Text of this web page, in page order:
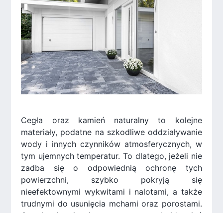
Cegła oraz kamień naturalny to kolejne
materiały, podatne na szkodliwe oddziaływanie
wody i innych czynników atmosferycznych, w
tym ujemnych temperatur. To dlatego, jeżeli nie
zadba się o odpowiednią ochronę tych
powierzchni, szybko pokryją się
nieefektownymi wykwitami i nalotami, a także
trudnymi do usunięcia mchami oraz porostami.